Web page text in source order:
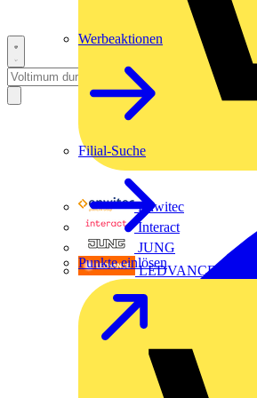
Enwitec
Interact
JUNG
LEDVANCE
Werbeaktionen
Filial-Suche
Punkte einlösen